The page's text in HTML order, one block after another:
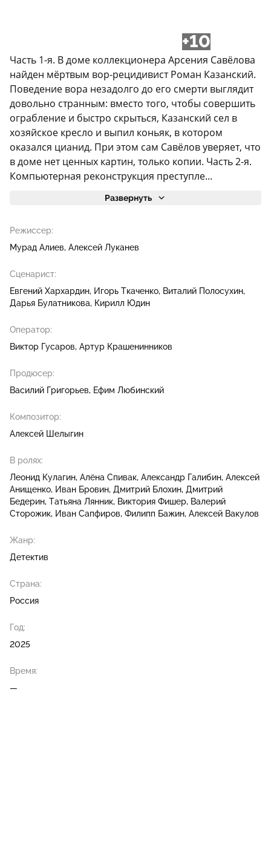
+10
Часть 1-я. В доме коллекционера Арсения Савёлова
найден мёртвым вор-рецидивист Роман Казанский.
Поведение вора незадолго до его смерти выглядит
довольно странным: вместо того, чтобы совершить
ограбление и быстро скрыться, Казанский сел в
хозяйское кресло и выпил коньяк, в котором
оказался цианид. При этом сам Савёлов уверяет, что
в доме нет ценных картин, только копии. Часть 2-я.
Компьютерная реконструкция преступле...
Развернуть
Режиссер:
Мурад Алиев Алексей Луканев
Сценарист:
Евгений Хархардин Игорь Ткаченко Виталий Полосухин
Дарья Булатникова Кирилл Юдин
Оператор:
Виктор Гусаров Артур Крашенинников
Продюсер:
Василий Григорьев
Ефим Любинский
Композитор:
Алексей Шелыгин
В ролях:
Леонид Кулагин Алёна Спивак Александр Галибин Алексей
Анищенко Иван Бровин Дмитрий Блохин Дмитрий
Бедерин Татьяна Лянник Виктория Фишер Валерий
Сторожик Иван Сапфиров Филипп Бажин Алексей Вакулов
Жанр:
Детектив
Страна:
Россия
Год:
2025
Время:
—